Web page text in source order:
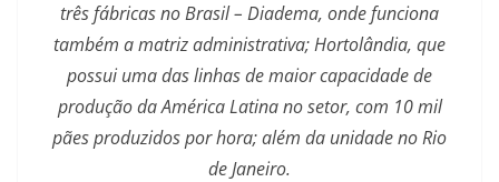
três fábricas no Brasil – Diadema, onde funciona
também a matriz administrativa; Hortolândia, que
possui uma das linhas de maior capacidade de
produção da América Latina no setor, com 10 mil
pães produzidos por hora; além da unidade no Rio
de Janeiro.